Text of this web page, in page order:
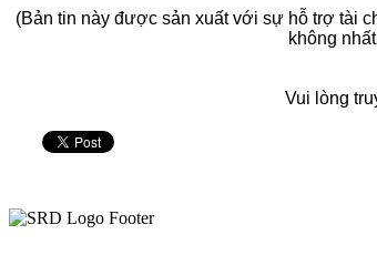
(Bản tin này được sản xuất với sự hỗ trợ tài
không
Vui lòng